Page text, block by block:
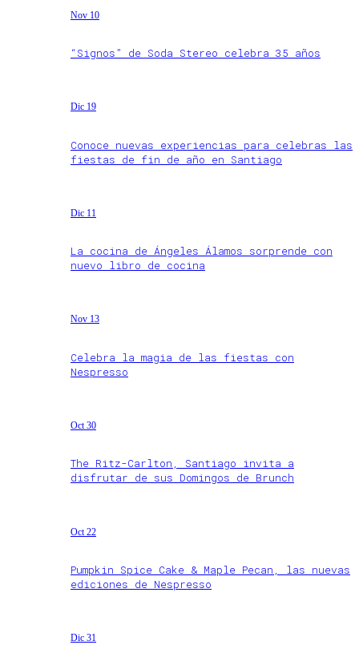
Nov 10
“Signos” de Soda Stereo celebra 35 años
Dic 19
Conoce nuevas experiencias para celebras las
fiestas de fin de año en Santiago
Dic 11
La cocina de Ángeles Álamos sorprende con
nuevo libro de cocina
Nov 13
Celebra la magia de las fiestas con
Nespresso
Oct 30
The Ritz-Carlton, Santiago invita a
disfrutar de sus Domingos de Brunch
Oct 22
Pumpkin Spice Cake & Maple Pecan, las nuevas
ediciones de Nespresso
Dic 31